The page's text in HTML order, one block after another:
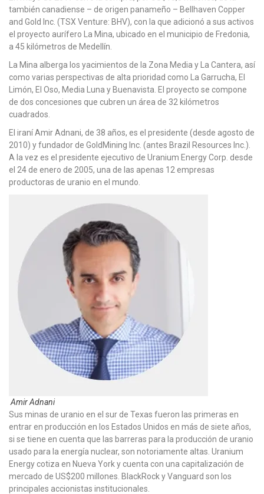
también canadiense – de origen panameño – Bellhaven Copper
and Gold Inc. (TSX Venture: BHV), con la que adicionó a sus activos
el proyecto aurífero La Mina, ubicado en el municipio de Fredonia,
a 45 kilómetros de Medellín.
La Mina alberga los yacimientos de la Zona Media y La Cantera, así
como varias perspectivas de alta prioridad como La Garrucha, El
Limón, El Oso, Media Luna y Buenavista. El proyecto se compone
de dos concesiones que cubren un área de 32 kilómetros
cuadrados.
El iraní Amir Adnani, de 38 años, es el presidente (desde agosto de
2010) y fundador de GoldMining Inc. (antes Brazil Resources Inc.).
A la vez es el presidente ejecutivo de Uranium Energy Corp. desde
el 24 de enero de 2005, una de las apenas 12 empresas
productoras de uranio en el mundo.
Amir Adnani
Sus minas de uranio en el sur de Texas fueron las primeras en
entrar en producción en los Estados Unidos en más de siete años,
si se tiene en cuenta que las barreras para la producción de uranio
usado para la energía nuclear, son notoriamente altas. Uranium
Energy cotiza en Nueva York y cuenta con una capitalización de
mercado de US$200 millones. BlackRock y Vanguard son los
principales accionistas institucionales.